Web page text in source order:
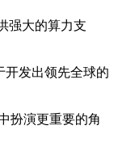
强大的算力支
发出领先全球的
扮演更重要的角